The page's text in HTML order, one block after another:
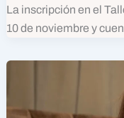
La inscripción en el
10 de noviembre y